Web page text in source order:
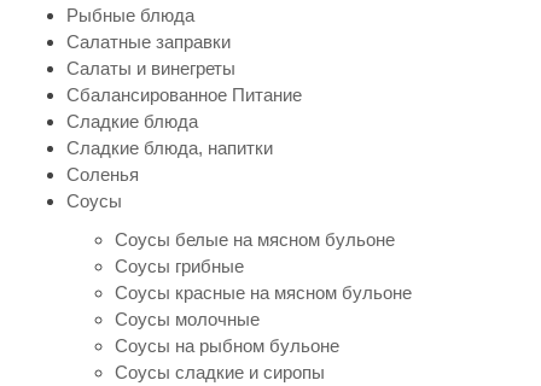
Рыбные блюда
Салатные заправки
Салаты и винегреты
Сбалансированное Питание
Сладкие блюда
Сладкие блюда, напитки
Соленья
Соусы
Соусы белые на мясном бульоне
Соусы грибные
Соусы красные на мясном бульоне
Соусы молочные
Соусы на рыбном бульоне
Соусы сладкие и сиропы